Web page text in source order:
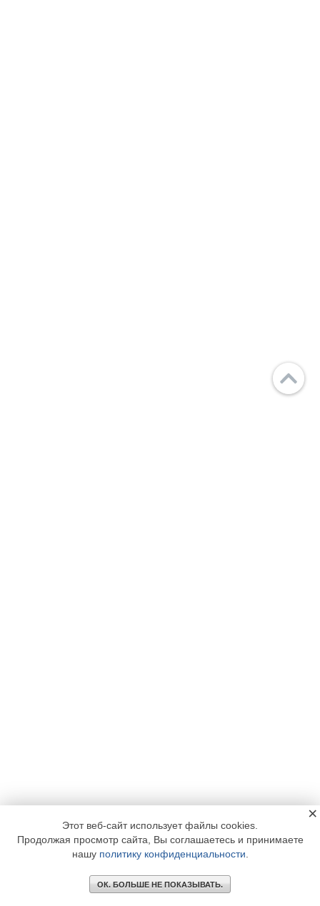
Этот веб-сайт использует файлы cookies.
Продолжая просмотр сайта, Вы соглашаетесь и принимаете
нашу политику конфиденциальности
ОК. БОЛЬШЕ НЕ ПОКАЗЫВАТЬ.
×